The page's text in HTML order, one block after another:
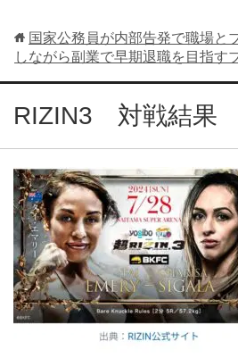
国家公務員が内部告発で職場と
しながら副業で早期退職を目指す
RIZIN3 対戦結果